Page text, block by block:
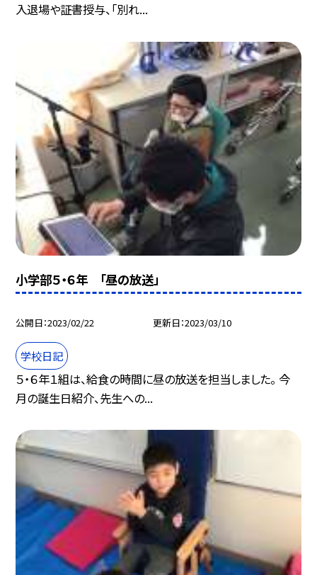
入退場や証書授与、「別れ...
小学部５・６年 「昼の放送」
公開日 2023/02/22 更新日 2023/03/10
学校日記
５・６年１組は、給食の時間に昼の放送を担当しました。 今
月の誕生日紹介、先生への...